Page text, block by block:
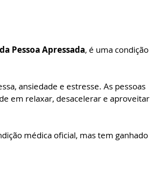
Pessoa Apressada, é uma condição
ansiedade e estresse. As pessoas
em relaxar, desacelerar e aproveitar
médica oficial, mas tem ganhado